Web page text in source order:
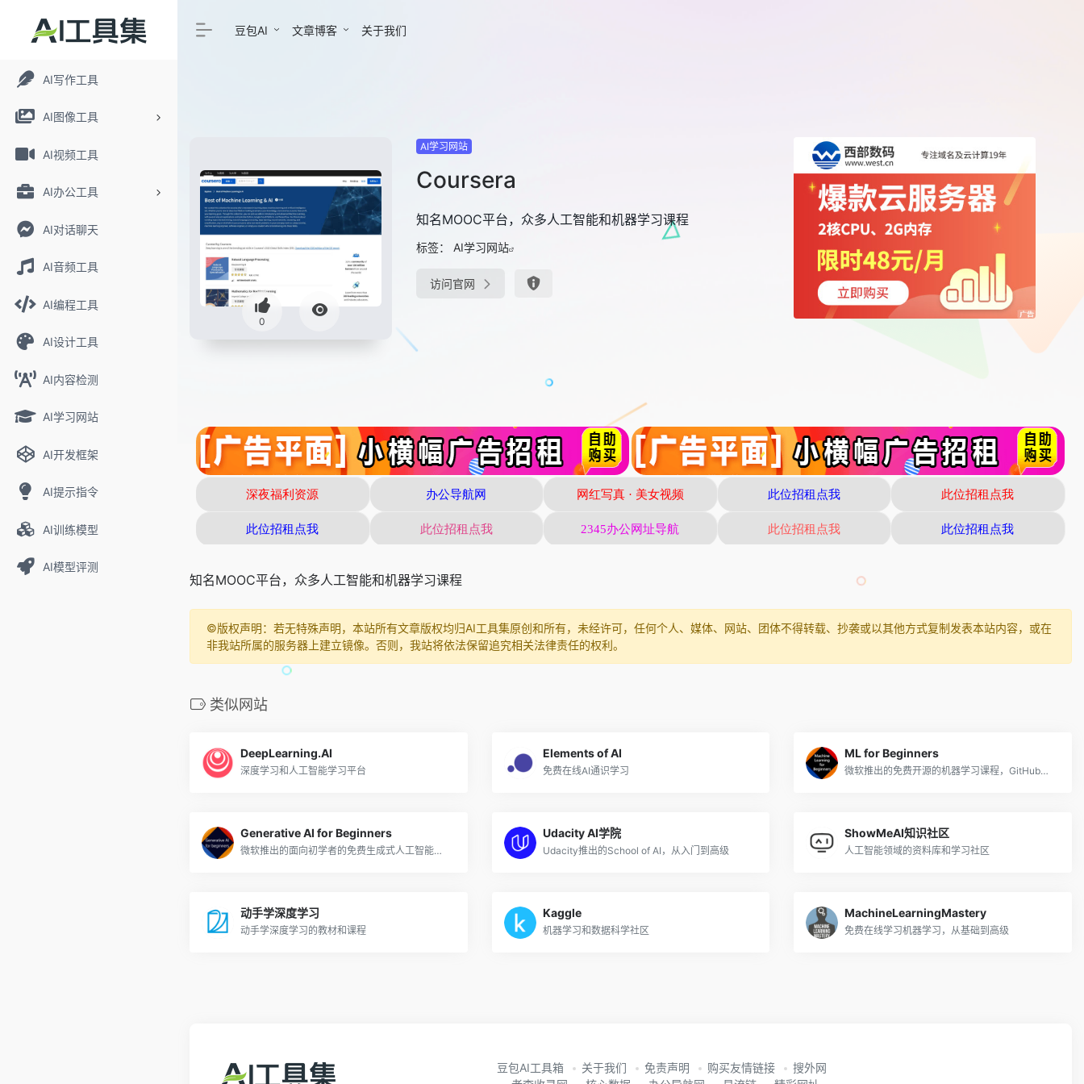
AI写作工具
AI图像工具
AI视频工具
AI办公工具
AI对话聊天
AI音频工具
AI编程工具
AI设计工具
AI内容检测
AI学习网站
AI开发框架
AI提示指令
AI训练模型
AI模型评测
豆包AI 文章博客 关于我们
0
AI学习网站
Coursera
知名MOOC平台，众多人工智能和机器学习课程
标签： AI学习网站
访问官网
知名MOOC平台，众多人工智能和机器学习课程
©️版权声明：若无特殊声明，本站所有文章版权均归AI工具集原创和所有，未经许可，任何个人、媒体、网站、团体不得转载、抄袭或以其他方式复制发表本站内容，或在
非我站所属的服务器上建立镜像。否则，我站将依法保留追究相关法律责任的权利。
类似网站
DeepLearning.AI
深度学习和人工智能学习平台
Elements of AI
免费在线AI通识学习
ML for Beginners
微软推出的免费开源的机器学习课程，GitHub标星4万+
Generative AI for Beginners
微软推出的面向初学者的免费生成式人工智能课程
Udacity AI学院
Udacity推出的School of AI，从入门到高级
ShowMeAI知识社区
人工智能领域的资料库和学习社区
动手学深度学习
动手学深度学习的教材和课程
Kaggle
机器学习和数据科学社区
MachineLearningMastery
免费在线学习机器学习，从基础到高级
豆包AI工具箱 关于我们 免责声明 购买友情链接
搜外网